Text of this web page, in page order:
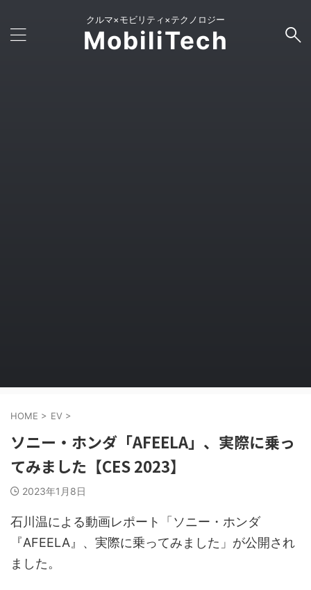
クルマ×モビリティ×テクノロジー
MobiliTech
HOME > EV >
ソニー・ホンダ「AFEELA」、実際に乗っ
てみました【CES 2023】
2023年1月8日
石川温による動画レポート「ソニー・ホンダ
『AFEELA』、実際に乗ってみました」が公開され
ました。